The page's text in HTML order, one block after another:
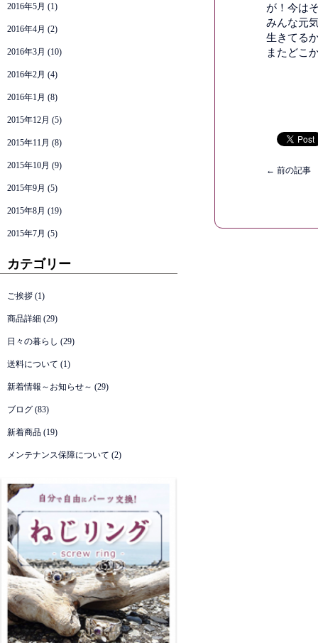
が！今は
みんな元
生きてる
またどこ
← 前の記事
2016年5月 (1)
2016年4月 (2)
2016年3月 (10)
2016年2月 (4)
2016年1月 (8)
2015年12月 (5)
2015年11月 (8)
2015年10月 (9)
2015年9月 (5)
2015年8月 (19)
2015年7月 (5)
カテゴリー
ご挨拶 (1)
商品詳細 (29)
日々の暮らし (29)
送料について (1)
新着情報～お知らせ～ (29)
ブログ (83)
新着商品 (19)
メンテナンス保障について (2)